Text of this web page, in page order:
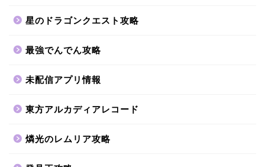
星のドラゴンクエスト攻略
最強でんでん攻略
未配信アプリ情報
東方アルカディアレコード
燐光のレムリア攻略